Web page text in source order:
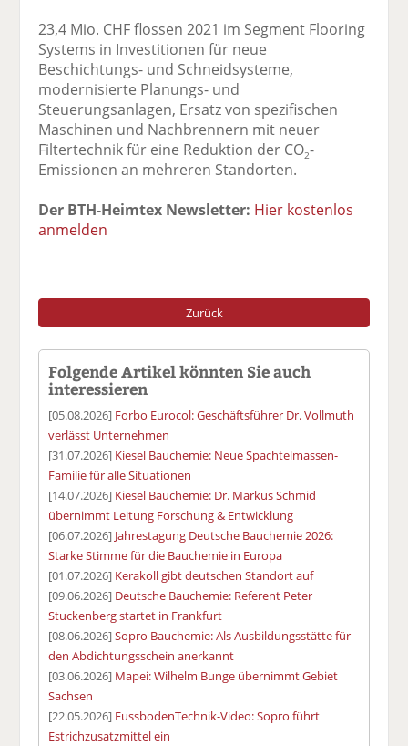
23,4 Mio. CHF flossen 2021 im Segment Flooring
Systems in Investitionen für neue
Beschichtungs- und Schneidsysteme,
modernisierte Planungs- und
Steuerungsanlagen, Ersatz von spezifischen
Maschinen und Nachbrennern mit neuer
Filtertechnik für eine Reduktion der CO2-
Emissionen an mehreren Standorten.
Der BTH-Heimtex Newsletter: Hier kostenlos
anmelden
Zurück
Folgende Artikel könnten Sie auch
interessieren
[05.08.2026] Forbo Eurocol: Geschäftsführer Dr. Vollmuth
verlässt Unternehmen
[31.07.2026] Kiesel Bauchemie: Neue Spachtelmassen-
Familie für alle Situationen
[14.07.2026] Kiesel Bauchemie: Dr. Markus Schmid
übernimmt Leitung Forschung & Entwicklung
[06.07.2026] Jahrestagung Deutsche Bauchemie 2026:
Starke Stimme für die Bauchemie in Europa
[01.07.2026] Kerakoll gibt deutschen Standort auf
[09.06.2026] Deutsche Bauchemie: Referent Peter
Stuckenberg startet in Frankfurt
[08.06.2026]Sopro Bauchemie: Als Ausbildungsstätte für
den Abdichtungsschein anerkannt
[03.06.2026] Mapei: Wilhelm Bunge übernimmt Gebiet
Sachsen
[22.05.2026] FussbodenTechnik-Video: Sopro führt
Estrichzusatzmittel ein